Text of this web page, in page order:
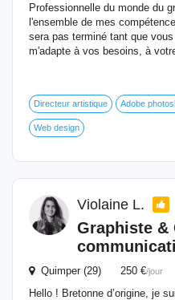
Professionnelle du monde du
l'ensemble de mes
sera pas terminé tant que
m'adapte à vos besoins, à
Directeur artistique Adobe
Web design
Violaine L.
Graphiste &
Quimper (29) 250 €/jour
Hello ! Bretonne d’origine, je